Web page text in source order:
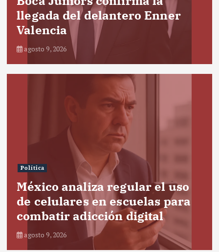
llegada del delantero Enner
Valencia
agosto 9, 2026
Política
México analiza regular el uso
de celulares en escuelas para
combatir adicción digital
agosto 9, 2026